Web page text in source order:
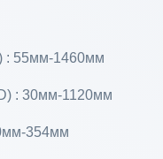
: 55мм-1460мм
: 30мм-1120мм
354мм